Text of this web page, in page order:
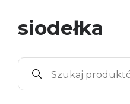
siodełka